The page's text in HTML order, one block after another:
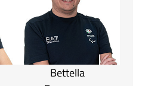
Bettella